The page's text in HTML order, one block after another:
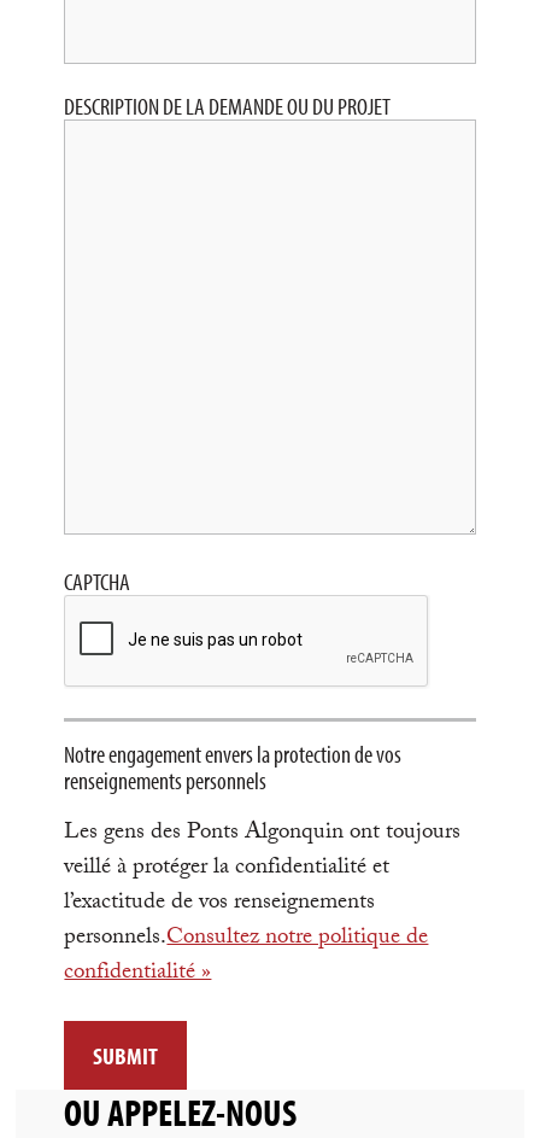
DESCRIPTION DE LA DEMANDE OU DU PROJET
CAPTCHA
Notre engagement envers la protection de vos
renseignements personnels
Les gens des Ponts Algonquin ont toujours
veillé à protéger la confidentialité et
l’exactitude de vos renseignements
personnels.Consultez notre politique de
confidentialité »
OU APPELEZ-NOUS